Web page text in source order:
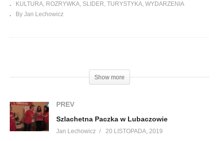
KULTURA ROZRYWKA SLIDER TURYSTYKA WYDARZENIA
By Jan Lechowicz
Show more
PREV
Szlachetna Paczka w Lubaczowie
Jan Lechowicz 20 LISTOPADA, 2019